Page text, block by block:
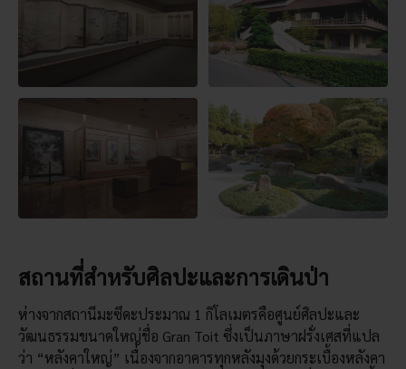
สถานที่สำหรับศิลปะและการเดินป่า
ห่างจากสถานีมะซึดะประมาณ 1 กิโลเมตรคือศูนย์ศิลปะและ
วัฒนธรรมขนาดใหญ่ชื่อ Gran Toit ซึ่งเป็นภาษาฝรั่งเศสที่แปล
ว่า “หลังคาใหญ่” เนื่องจากอาคารทุกหลังมุงด้วยกระเบื้องหลังคา